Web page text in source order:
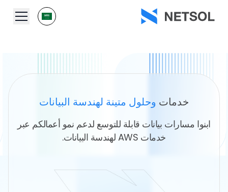
خدمات وحلول متينة لهندسة البيانات
ابنوا مسارات بيانات قابلة للتوسع لدعم نمو أعمالكم عبر
خدمات AWS لهندسة البيانات.